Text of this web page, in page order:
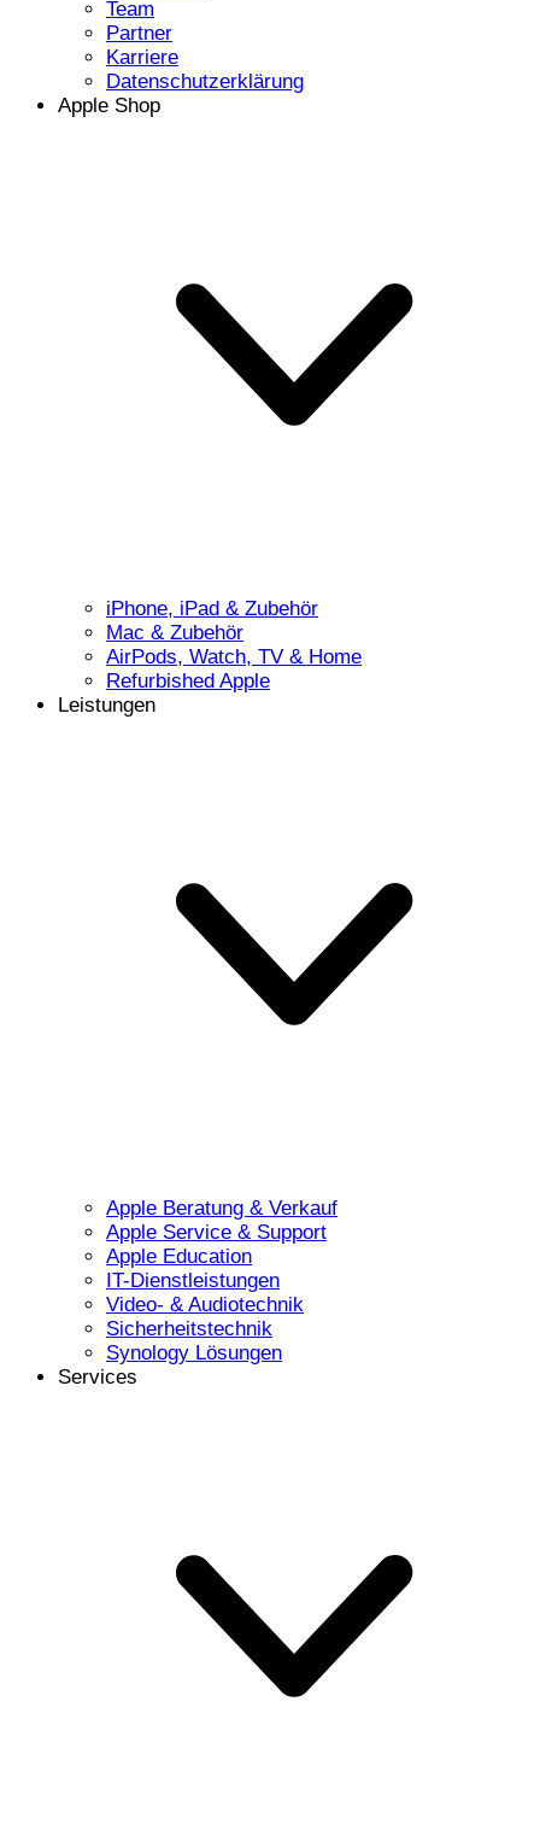
Team
Partner
Karriere
Datenschutzerklärung
Apple Shop
iPhone, iPad & Zubehör
Mac & Zubehör
AirPods, Watch, TV & Home
Refurbished Apple
Leistungen
Apple Beratung & Verkauf
Apple Service & Support
Apple Education
IT-Dienstleistungen
Video- & Audiotechnik
Sicherheitstechnik
Synology Lösungen
Services